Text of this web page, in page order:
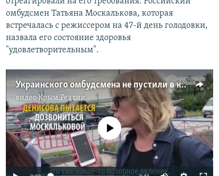
омбудсмен Татьяна Москалькова, которая
встречалась с режиссером на 47-й день голодовки,
назвала его состояние здоровья
"удовлетворительным".
Украинского омбудсмена не пустили в колонию к Сенцову. Кортеж омбудсмена из РФ просто проехал мимо нее
видеоКрым.Реалии
No media source currently available